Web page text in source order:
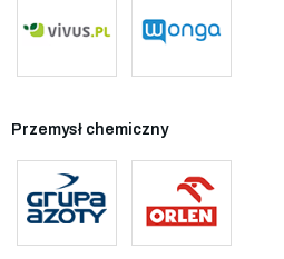
Przemysł chemiczny